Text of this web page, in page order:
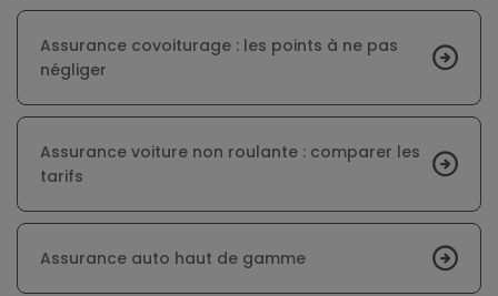
Assurance covoiturage : les points à ne pas
négliger
Assurance voiture non roulante : comparer les
tarifs
Assurance auto haut de gamme